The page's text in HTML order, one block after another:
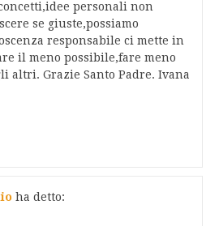
personali non
se giuste,possiamo
responsabile ci mette in
il meno possibile,fare meno
altri. Grazie Santo Padre. Ivana
ha detto: